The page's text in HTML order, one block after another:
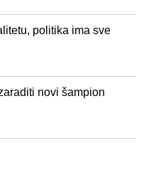
politika ima sve
novi šampion